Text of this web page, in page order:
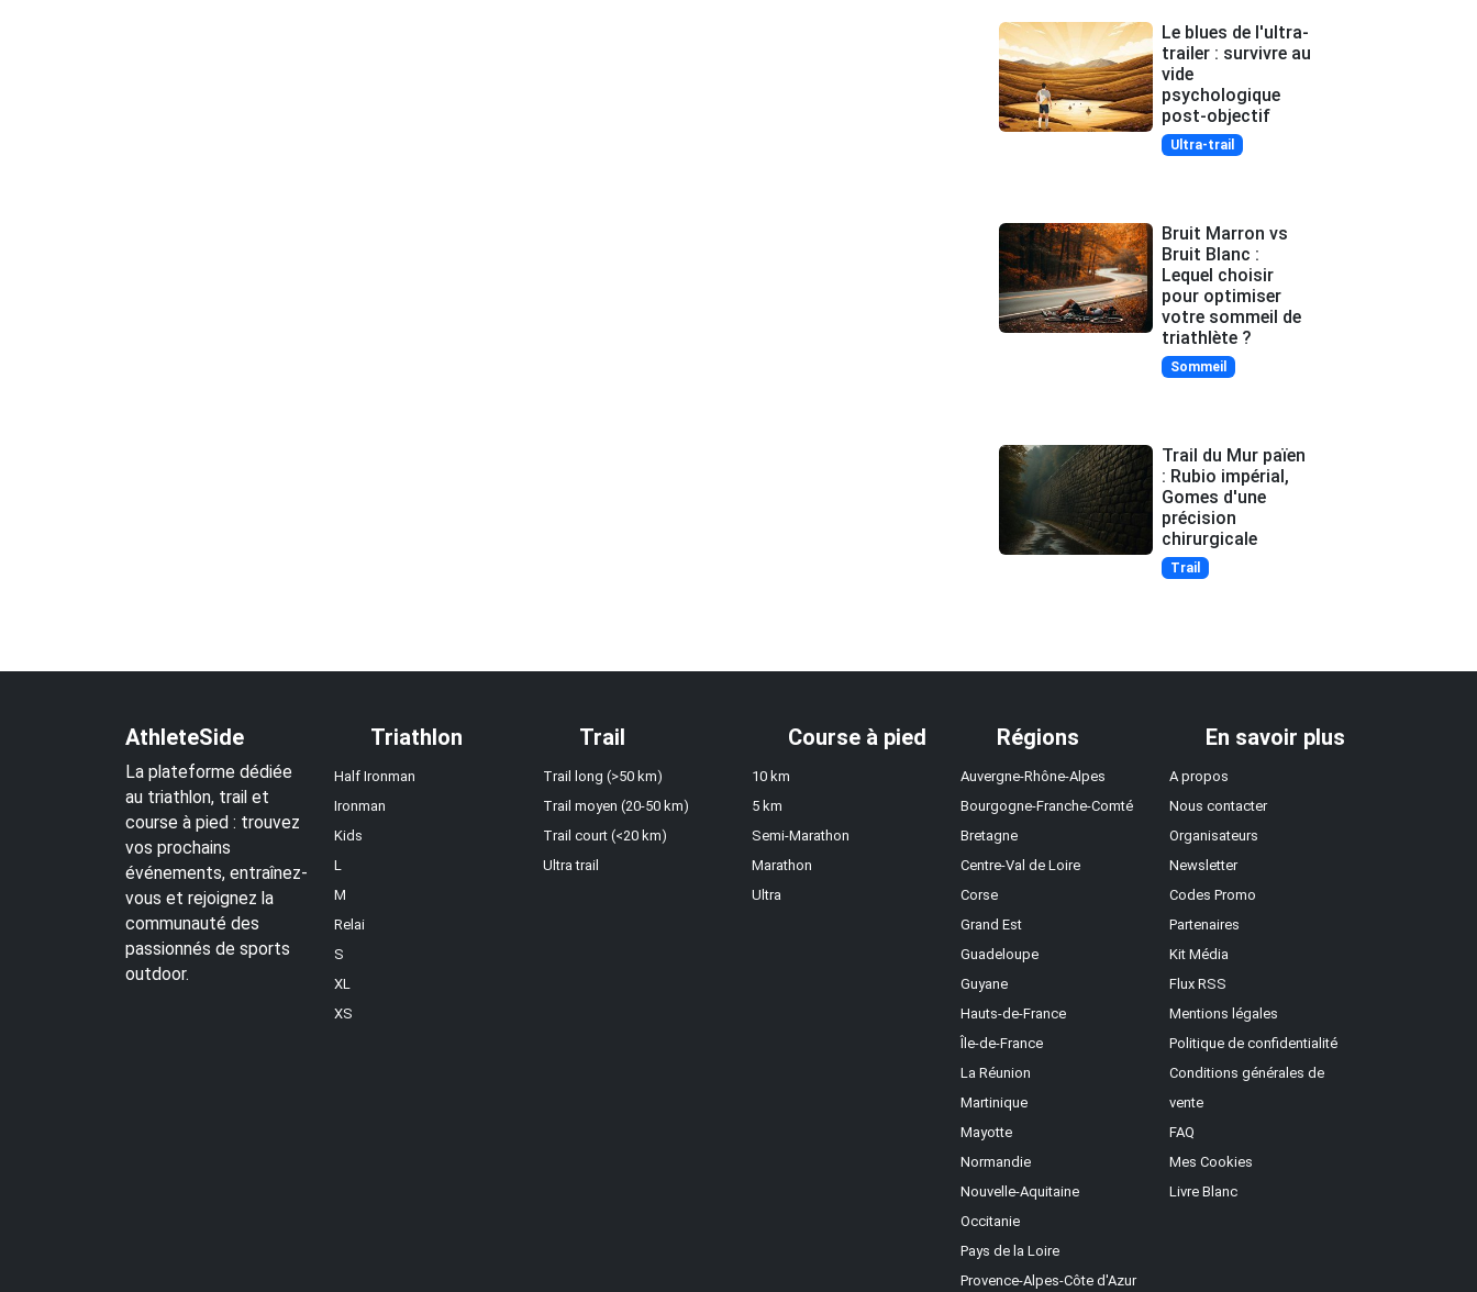
Le blues de l'ultra-
trailer : survivre au
vide
psychologique
post-objectif
Ultra-trail
Bruit Marron vs
Bruit Blanc :
Lequel choisir
pour optimiser
votre sommeil de
triathlète ?
Sommeil
Trail du Mur païen
: Rubio impérial,
Gomes d'une
précision
chirurgicale
Trail
AthleteSide
La plateforme dédiée
au triathlon, trail et
course à pied : trouvez
vos prochains
événements, entraînez-
vous et rejoignez la
communauté des
passionnés de sports
outdoor.
Triathlon
Half Ironman
Ironman
Kids
L
M
Relai
S
XL
XS
Trail
Trail long (>50 km)
Trail moyen (20-50 km)
Trail court (<20 km)
Ultra trail
Course à pied
10 km
5 km
Semi-Marathon
Marathon
Ultra
Régions
Auvergne-Rhône-Alpes
Bourgogne-Franche-Comté
Bretagne
Centre-Val de Loire
Corse
Grand Est
Guadeloupe
Guyane
Hauts-de-France
Île-de-France
La Réunion
Martinique
Mayotte
Normandie
Nouvelle-Aquitaine
Occitanie
Pays de la Loire
Provence-Alpes-Côte d'Azur
En savoir plus
A propos
Nous contacter
Organisateurs
Newsletter
Codes Promo
Partenaires
Kit Média
Flux RSS
Mentions légales
Politique de confidentialité
Conditions générales de
vente
FAQ
Mes Cookies
Livre Blanc